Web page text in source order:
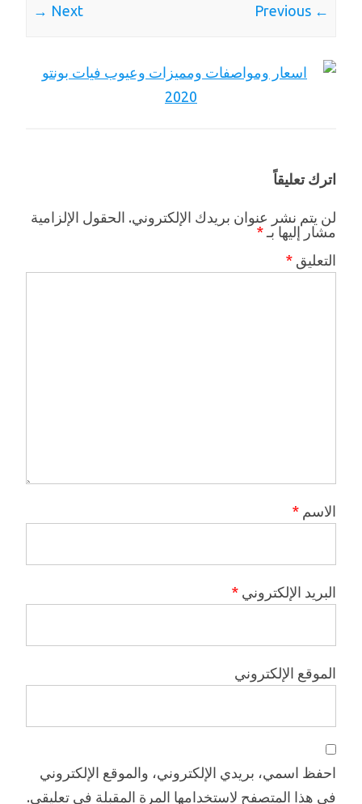
← Previous
Next →
اترك تعليقاً
لن يتم نشر عنوان بريدك الإلكتروني. الحقول الإلزامية
مشار إليها بـ *
التعليق *
الاسم *
البريد الإلكتروني *
الموقع الإلكتروني
احفظ اسمي، بريدي الإلكتروني، والموقع الإلكتروني
في هذا المتصفح لاستخدامها المرة المقبلة في تعليقي.